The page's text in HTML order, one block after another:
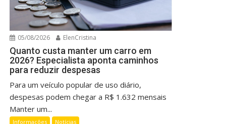
05/08/2026 ElenCristina
Quanto custa manter um carro em
2026? Especialista aponta caminhos
para reduzir despesas
Para um veículo popular de uso diário,
despesas podem chegar a R$ 1.632 mensais
Manter um...
Informações Notícias